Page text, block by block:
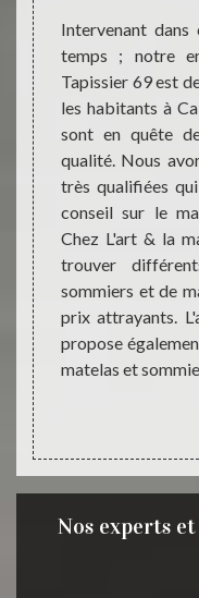
;
vous
de
de
que
que
vous
Intervenant dans
temps ; notre
Tapissier 69 est
les habitants à
sont en quête
qualité. Nous
très qualifiées
conseil sur le
Chez L'art & la
trouver
sommiers et de
prix attrayants.
propose
matelas et
Nos experts